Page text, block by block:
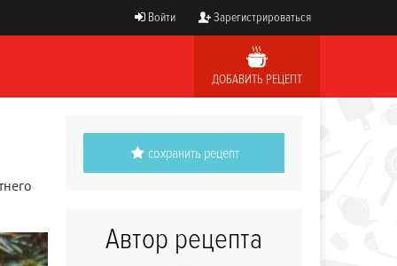
Войти Зарегистрироваться
ДОБАВИТЬ РЕЦЕПТ
сохранить рецепт
Автор рецепта